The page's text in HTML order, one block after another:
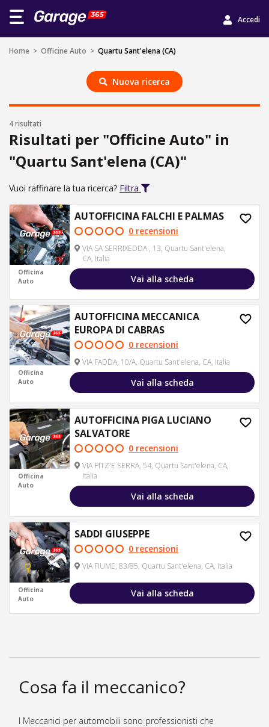
Accedi
Home > Officine Auto > Quartu Sant'elena (CA)
Nuova ricerca
4 risultati
Risultati per "Officine Auto" in
"Quartu Sant'elena (CA)"
Vuoi raffinare la tua ricerca? Filtra
Officina
Auto
AUTOFFICINA FALCHI E PALMAS
0 recensioni
VIA SA SERRIXEDDA , 13, Quartu Sant'elena,
CA, Italia
Vai alla scheda
Officina
Auto
AUTOFFICINA MECCANICA
EUROPA DI CABRAS
0 recensioni
VIA FADDA, 10/A, Quartu Sant'elena, CA, Italia
Vai alla scheda
Officina
Auto
AUTOFFICINA PIGA LUCIANO
SALVATORE
0 recensioni
VIA PITZ'E SERRA, 54, Quartu Sant'elena, CA,
Italia
Vai alla scheda
Officina
Auto
SADDI GIUSEPPE
0 recensioni
VIA FIUME, 83/85, Quartu Sant'elena, CA, Italia
Vai alla scheda
Cosa fa il meccanico?
I Meccanici per automobili sono professionisti che